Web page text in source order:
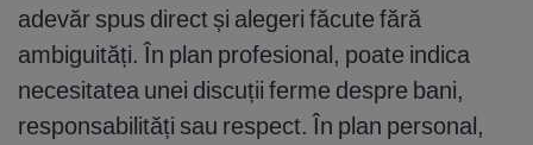
adevăr spus direct și alegeri făcute fără
ambiguități. În plan profesional, poate indica
necesitatea unei discuții ferme despre bani,
responsabilități sau respect. În plan personal,